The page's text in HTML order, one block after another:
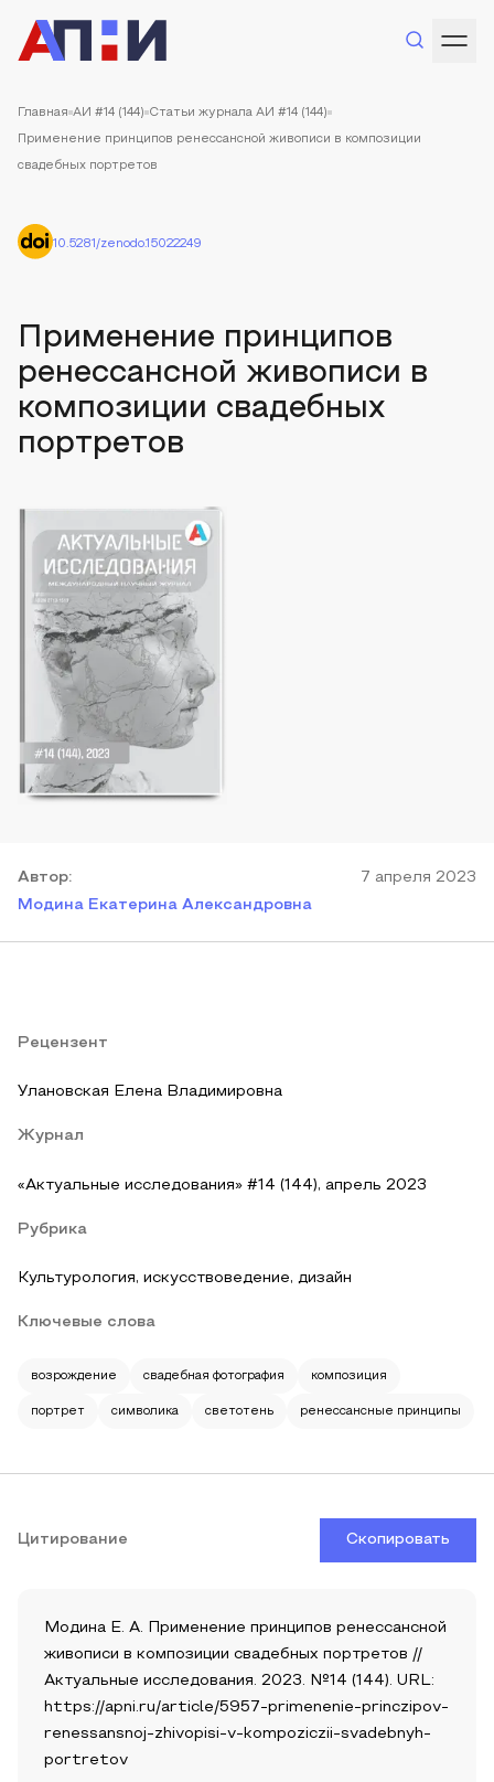
Главная АИ #14 (144) Статьи журнала АИ #14 (144)
Применение принципов ренессансной живописи в композиции
свадебных портретов
10.5281/zenodo.15022249
Применение принципов
ренессансной живописи в
композиции свадебных
портретов
Автор:
Модина Екатерина Александровна
7 апреля 2023
Рецензент
Улановская Елена Владимировна
Журнал
«Актуальные исследования» #14 (144), апрель 2023
Рубрика
Культурология, искусствоведение, дизайн
Ключевые слова
возрождение свадебная фотография композиция
портрет символика светотень ренессансные принципы
Цитирование Скопировать
Модина Е. А. Применение принципов ренессансной
живописи в композиции свадебных портретов //
Актуальные исследования. 2023. №14 (144). URL:
https://apni.ru/article/5957-primenenie-princzipov-
renessansnoj-zhivopisi-v-kompoziczii-svadebnyh-
portretov